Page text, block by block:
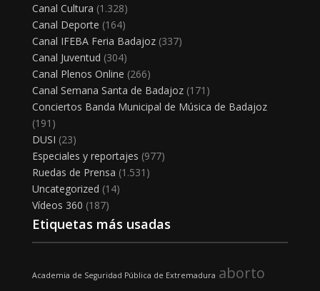
Canal Cultura (1.328)
Canal Deporte (164)
Canal IFEBA Feria Badajoz(337)
Canal Juventud (304)
Canal Plenos Online (266)
Canal Semana Santa de Badajoz(171)
Conciertos Banda Municipal de Música de Badajoz
(191)
DUSI (23)
Especiales y reportajes (977)
Ruedas de Prensa (1.531)
Uncategorized (14)
Vídeos 360 (187)
Etiquetas más usadas
Academia de Seguridad Pública de Extremadura aborto